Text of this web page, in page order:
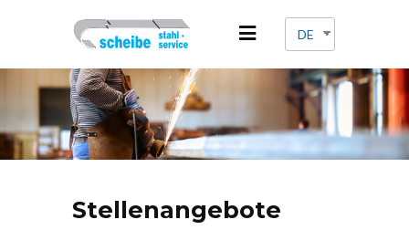
DE
Stellenangebote